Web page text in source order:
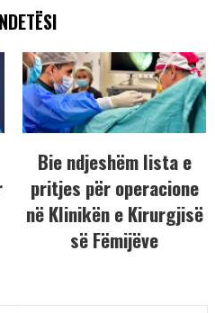
Bie ndjeshëm lista e
pritjes për operacione
në Klinikën e Kirurgjisë
së Fëmijëve